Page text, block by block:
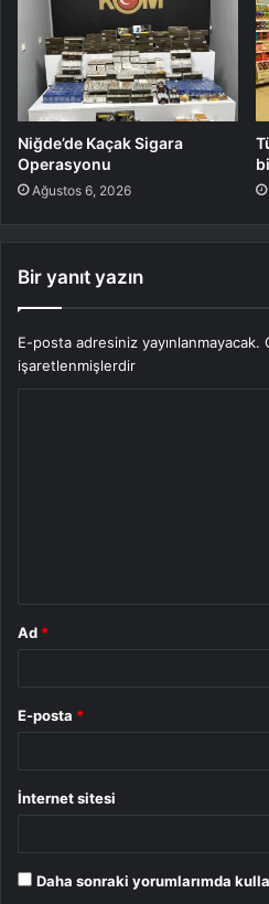
Niğde’de Kaçak Sigara
Operasyonu
Ağustos 6, 2026
Bir yanıt yazın
E-posta adresiniz yayınlanmayacak.
işaretlenmişlerdir
Ad *
E-posta *
İnternet sitesi
Daha sonraki yorumlarımda